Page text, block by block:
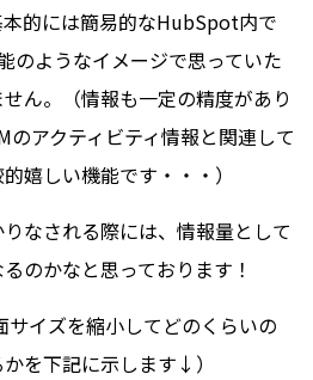
的には簡易的なHubSpot内で
のようなイメージで思っていた
ん。（情報も一定の精度があり
アクティビティ情報と関連して
嬉しい機能です・・・）
なされる際には、情報量として
のかなと思っております！
サイズを縮小してどのくらいの
を下記に示します↓）